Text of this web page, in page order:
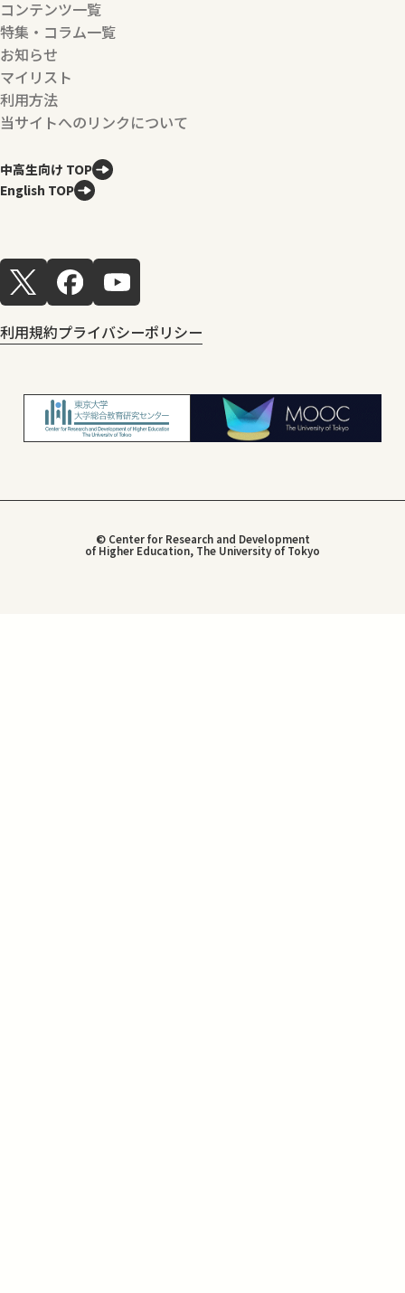
コンテンツ一覧
特集・コラム一覧
お知らせ
マイリスト
利用方法
当サイトへのリンクについて
中高生向け TOP
English TOP
利用規約プライバシーポリシー
© Center for Research and Development
of Higher Education, The University of Tokyo